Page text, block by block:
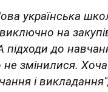
українська
на
підходи до
не змінилися.
і